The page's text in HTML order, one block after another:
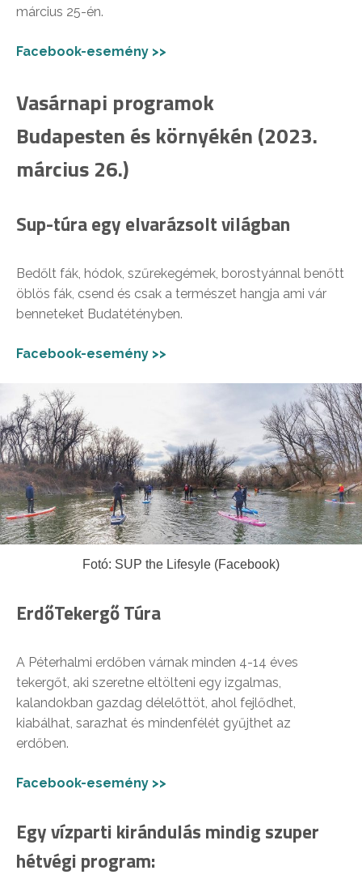
március 25-én.
Facebook-esemény >>
Vasárnapi programok
Budapesten és környékén (2023.
március 26.)
Sup-túra egy elvarázsolt világban
Bedőlt fák, hódok, szűrekegémek, borostyánnal benőtt
öblös fák, csend és csak a természet hangja ami vár
benneteket Budatétényben.
Facebook-esemény >>
Fotó: SUP the Lifesyle (Facebook)
ErdőTekergő Túra
A Péterhalmi erdőben várnak minden 4-14 éves
tekergőt, aki szeretne eltölteni egy izgalmas,
kalandokban gazdag délelőttöt, ahol fejlődhet,
kiabálhat, sarazhat és mindenfélét gyűjthet az
erdőben.
Facebook-esemény >>
Egy vízparti kirándulás mindig szuper
hétvégi program: